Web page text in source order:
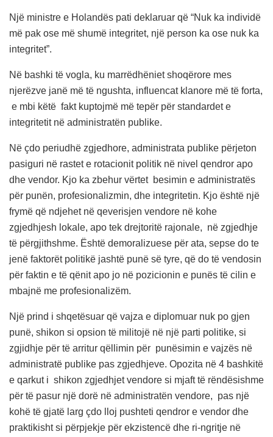
Një ministre e Holandës pati deklaruar që “Nuk ka individë
më pak ose më shumë integritet, një person ka ose nuk ka
integritet”.
Në bashki të vogla, ku marrëdhëniet shoqërore mes
njerëzve janë më të ngushta, influencat klanore më të forta,
e mbi këtë fakt kuptojmë më tepër për standardet e
integritetit në administratën publike.
Në çdo periudhë zgjedhore, administrata publike përjeton
pasiguri në rastet e rotacionit politik në nivel qendror apo
dhe vendor. Kjo ka zbehur vërtet besimin e administratës
për punën, profesionalizmin, dhe integritetin. Kjo është një
frymë që ndjehet në qeverisjen vendore në kohe
zgjedhjesh lokale, apo tek drejtoritë rajonale, në zgjedhje
të përgjithshme. Është demoralizuese për ata, sepse do te
jenë faktorët politikë jashtë punë së tyre, që do të vendosin
për faktin e të qënit apo jo në pozicionin e punës të cilin e
mbajnë me profesionalizëm.
Një prind i shqetësuar që vajza e diplomuar nuk po gjen
punë, shikon si opsion të militojë në një parti politike, si
zgjidhje për të arritur qëllimin për punësimin e vajzës në
administratë publike pas zgjedhjeve. Opozita në 4 bashkitë
e qarkut i shikon zgjedhjet vendore si mjaft të rëndësishme
për të pasur një dorë në administratën vendore, pas një
kohë të gjatë larg çdo lloj pushteti qendror e vendor dhe
praktikisht si përpjekje për ekzistencë dhe ri-ngritje në